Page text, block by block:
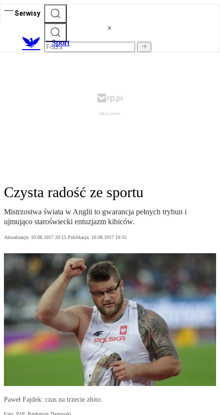
Serwisy
Sport
Czysta radość ze sportu
Mistrzostwa świata w Anglii to gwarancja pełnych trybun i
ujmująco staroświecki entuzjazm kibiców.
Aktualizacja: 10.08.2017 20:15 Publikacja: 10.08.2017 19:55
Paweł Fajdek: czas na trzecie złoto.
Foto: PAP, Bartłomiej Zborowski